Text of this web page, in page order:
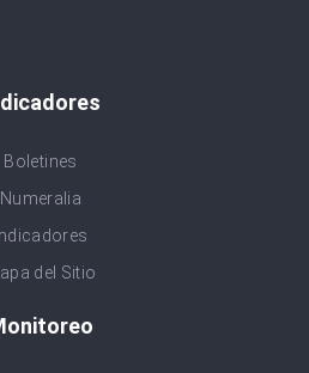
Boletines
Numeralia
Indicadores
del Sitio